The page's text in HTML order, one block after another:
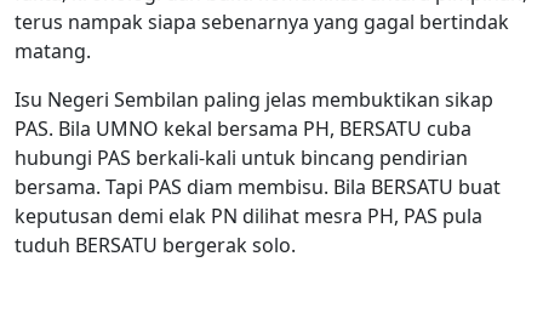
terus nampak siapa sebenarnya yang gagal bertindak
matang.
Isu Negeri Sembilan paling jelas membuktikan sikap
PAS. Bila UMNO kekal bersama PH, BERSATU cuba
hubungi PAS berkali-kali untuk bincang pendirian
bersama. Tapi PAS diam membisu. Bila BERSATU buat
keputusan demi elak PN dilihat mesra PH, PAS pula
tuduh BERSATU bergerak solo.